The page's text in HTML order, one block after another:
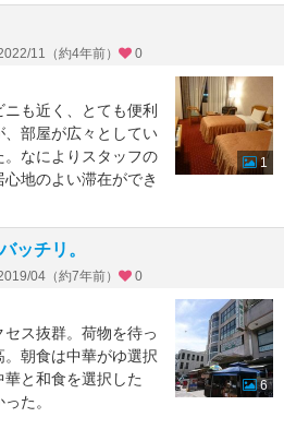
11（約4年前） 0
も近く、とても便利
部屋が広々としてい
なによりスタッフの
地のよい滞在ができ
1
ッチリ。
04（約7年前） 0
ス抜群。荷物を待っ
朝食は中華がゆ選択
と和食を選択した
た。
6